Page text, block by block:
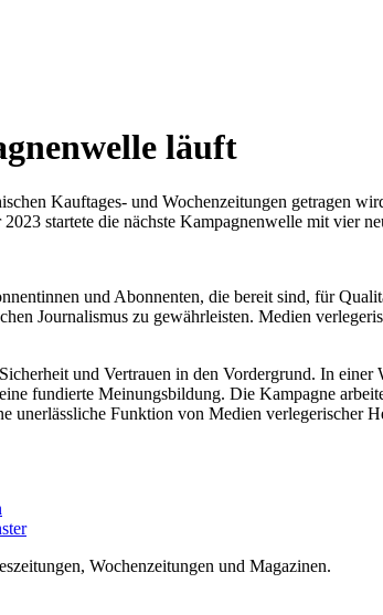
läuft
Kauftages- und Wochenzeitungen getragen
startete die nächste Kampagnenwelle mit vier
und Abonnenten, die bereit sind, für
Journalismus zu gewährleisten. Medien
und Vertrauen in den Vordergrund. In
fundierte Meinungsbildung. Die Kampagne
unerlässliche Funktion von Medien verlegerischer
Wochenzeitungen und Magazinen.